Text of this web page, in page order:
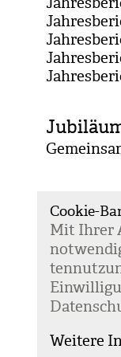
Cookie-
Mit Ihrer
Weitere
Clips
25 Jahre
Um